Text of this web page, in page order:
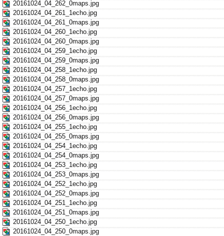
20161024_04_262_0maps.jpg
20161024_04_261_1echo.jpg
20161024_04_261_0maps.jpg
20161024_04_260_1echo.jpg
20161024_04_260_0maps.jpg
20161024_04_259_1echo.jpg
20161024_04_259_0maps.jpg
20161024_04_258_1echo.jpg
20161024_04_258_0maps.jpg
20161024_04_257_1echo.jpg
20161024_04_257_0maps.jpg
20161024_04_256_1echo.jpg
20161024_04_256_0maps.jpg
20161024_04_255_1echo.jpg
20161024_04_255_0maps.jpg
20161024_04_254_1echo.jpg
20161024_04_254_0maps.jpg
20161024_04_253_1echo.jpg
20161024_04_253_0maps.jpg
20161024_04_252_1echo.jpg
20161024_04_252_0maps.jpg
20161024_04_251_1echo.jpg
20161024_04_251_0maps.jpg
20161024_04_250_1echo.jpg
20161024_04_250_0maps.jpg